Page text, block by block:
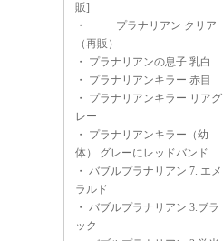
販]
・
プラナリアン クリア
（再販）
・ プラナリアンの息子 乳白
・ プラナリアンキラー 赤目
・ プラナリアンキラー リアグ
レー
・ プラナリアンキラー（幼
体） グレーにレッドバンド
・ バブルプラナリアン 7. エメ
ラルド
・ バブルプラナリアン 3.ブラ
ック